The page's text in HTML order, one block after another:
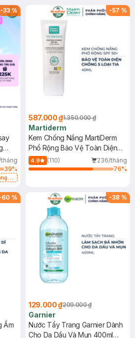
-33%
39%
-57 %
587.000 ₫1.350.000 ₫
Martiderm
Kem Chống Nắng MartiDerm
Phổ Rộng Bảo Vệ Toàn Diện
40ml
4.9 (110)
236/tháng
76%
60 %
Ẩm
-38 %
129.000 ₫209.000 ₫
Garnier
Nước Tẩy Trang Garnier Dành
Cho Da Dầu Và Mụn 400ml